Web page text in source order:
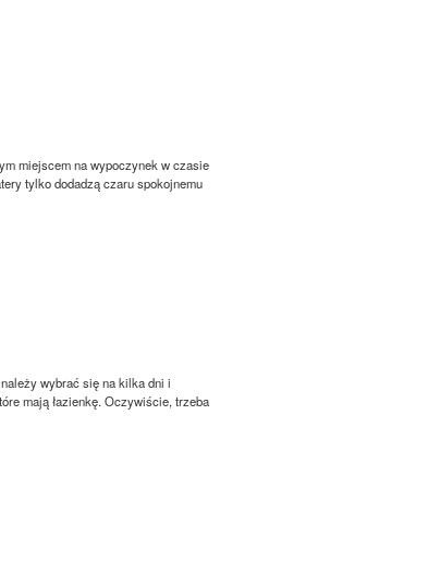
miejscem na wypoczynek w czasie
tylko dodadzą czaru spokojnemu
wybrać się na kilka dni i
mają łazienkę. Oczywiście, trzeba